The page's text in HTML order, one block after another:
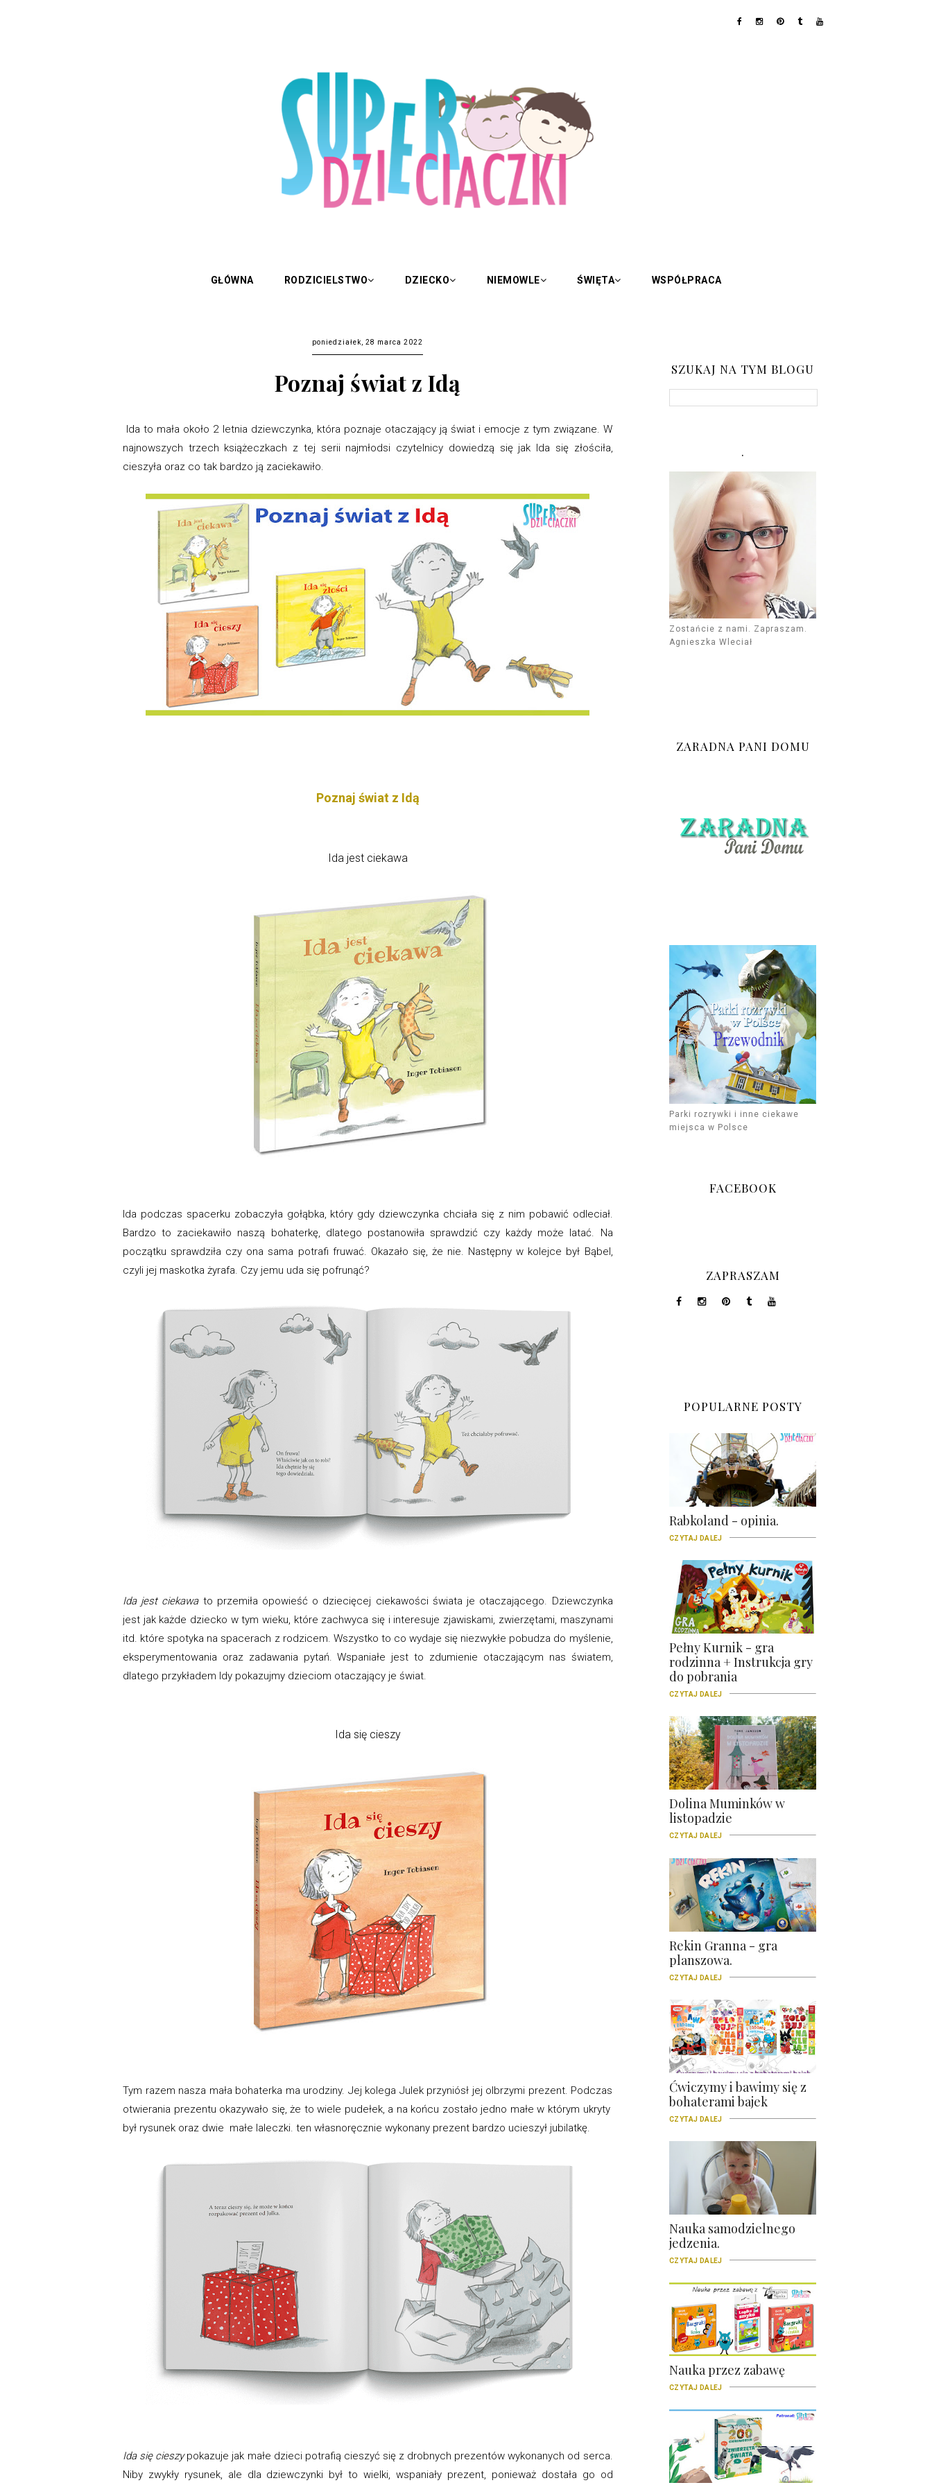
GŁÓWNA RODZICIELSTWO DZIECKO NIEMOWLE ŚWIĘTA WSPÓŁPRACA
poniedziałek, 28 marca 2022
Poznaj świat z Idą
Ida to mała około 2 letnia dziewczynka, która poznaje otaczający ją świat i emocje z tym związane. W
najnowszych trzech książeczkach z tej serii najmłodsi czytelnicy dowiedzą się jak Ida się złościła,
cieszyła oraz co tak bardzo ją zaciekawiło.
Poznaj świat z Idą
Ida jest ciekawa
Ida podczas spacerku zobaczyła gołąbka, który gdy dziewczynka chciała się z nim pobawić odleciał.
Bardzo to zaciekawiło naszą bohaterkę, dlatego postanowiła sprawdzić czy każdy może latać. Na
początku sprawdziła czy ona sama potrafi fruwać. Okazało się, że nie. Następny w kolejce był Bąbel,
czyli jej maskotka żyrafa. Czy jemu uda się pofrunąć?
Ida jest ciekawato przemiła opowieść o dziecięcej ciekawości świata je otaczającego. Dziewczynka
jest jak każde dziecko w tym wieku, które zachwyca się i interesuje zjawiskami, zwierzętami, maszynami
itd. które spotyka na spacerach z rodzicem. Wszystko to co wydaje się niezwykłe pobudza do myślenie,
eksperymentowania oraz zadawania pytań. Wspaniałe jest to zdumienie otaczającym nas światem,
dlatego przykładem Idy pokazujmy dzieciom otaczający je świat.
Ida się cieszy
Tym razem nasza mała bohaterka ma urodziny. Jej kolega Julek przyniósł jej olbrzymi prezent. Podczas
otwierania prezentu okazywało się, że to wiele pudełek, a na końcu zostało jedno małe w którym ukryty
był rysunek oraz dwie małe laleczki. ten własnoręcznie wykonany prezent bardzo ucieszył jubilatkę.
Ida się cieszypokazuje jak małe dzieci potrafią cieszyć się z drobnych prezentów wykonanych od serca.
Niby zwykły rysunek, ale dla dziewczynki był to wielki, wspaniały prezent, ponieważ dostała go od
SZUKAJ NA TYM BLOGU
.
Zostańcie z nami. Zapraszam.
Agnieszka Wleciał
ZARADNA PANI DOMU
Parki rozrywki i inne ciekawe
miejsca w Polsce
FACEBOOK
ZAPRASZAM
POPULARNE POSTY
Rabkoland - opinia.
CZYTAJ DALEJ
Pełny Kurnik - gra
rodzinna + Instrukcja gry
do pobrania
CZYTAJ DALEJ
Dolina Muminków w
listopadzie
CZYTAJ DALEJ
Rekin Granna - gra
planszowa.
CZYTAJ DALEJ
Ćwiczymy i bawimy się z
bohaterami bajek
CZYTAJ DALEJ
Nauka samodzielnego
jedzenia.
CZYTAJ DALEJ
Nauka przez zabawę
CZYTAJ DALEJ